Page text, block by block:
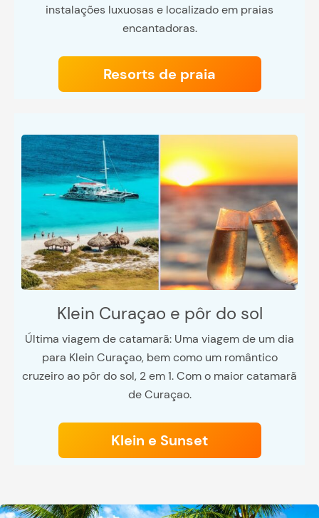
instalações luxuosas e localizado em praias
encantadoras.
Resorts de praia
Klein Curaçao e pôr do sol
Última viagem de catamarã: Uma viagem de um dia
para Klein Curaçao, bem como um romântico
cruzeiro ao pôr do sol, 2 em 1. Com o maior catamarã
de Curaçao.
Klein e Sunset